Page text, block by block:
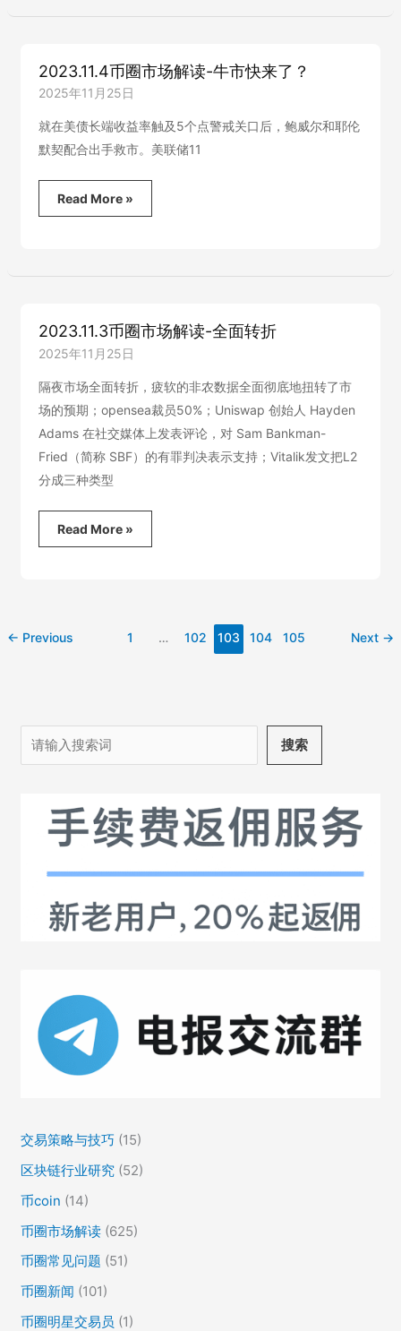
解
场
与
联
储
逆
而
2023.11.4币圈市场解读-牛市快来了？
2025年11月25日
就在美债长端收益率触及5个点警戒关口后，鲍威尔和耶伦
默契配合出手救市。美联储11
2023.11.4
币
市
快
了？
Read More »
2023.11.3币圈市场解读-全面转折
2025年11月25日
隔夜市场全面转折，疲软的非农数据全面彻底地扭转了市
场的预期；opensea裁员50%；Uniswap 创始人 Hayden
Adams 在社交媒体上发表评论，对 Sam Bankman-
Fried（简称 SBF）的有罪判决表示支持；Vitalik发文把L2
分成三种类型
2023.11.3
币
全
Read More »
← Previous 1 … 102 103 104 105 Next →
搜
索
搜索
交易策略与技巧 (15)
区块链行业研究 (52)
币coin (14)
币圈市场解读 (625)
币圈常见问题 (51)
币圈新闻 (101)
币圈明星交易员 (1)